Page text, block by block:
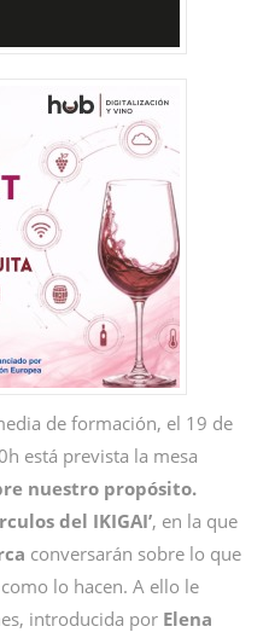
de formación, el 19 de
está prevista la mesa
nuestro propósito.
del IKIGAI’, en la que
conversarán sobre lo que
lo hacen. A ello le
introducida por Elena